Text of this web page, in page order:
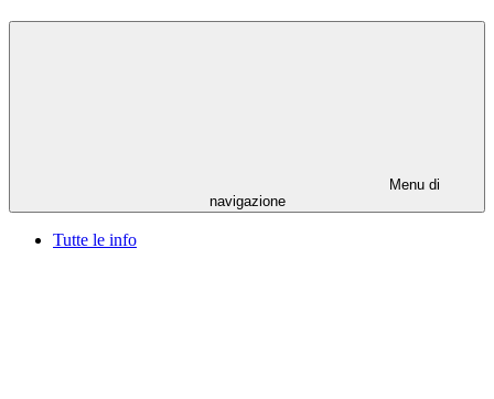
Menu di
navigazione
Tutte le info